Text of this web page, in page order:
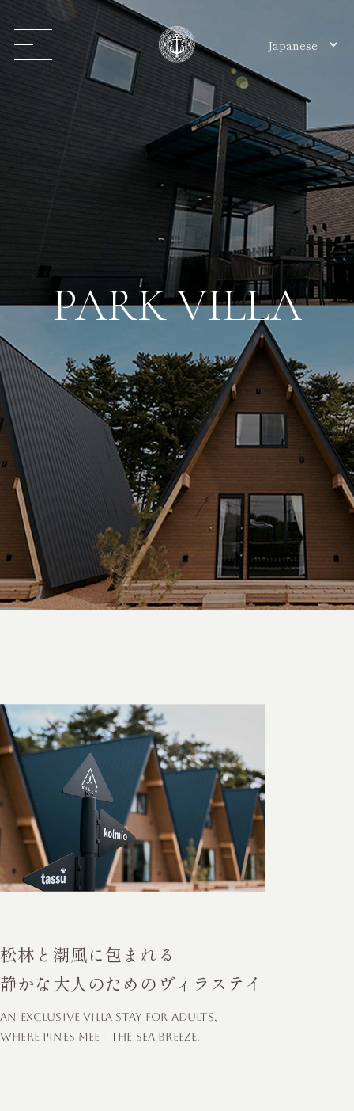
PARK VILLA
松林と潮風に包まれる
静かな大人のためのヴィラステイ
AN EXCLUSIVE VILLA STAY FOR ADULTS,
WHERE PINES MEET THE SEA BREEZE.